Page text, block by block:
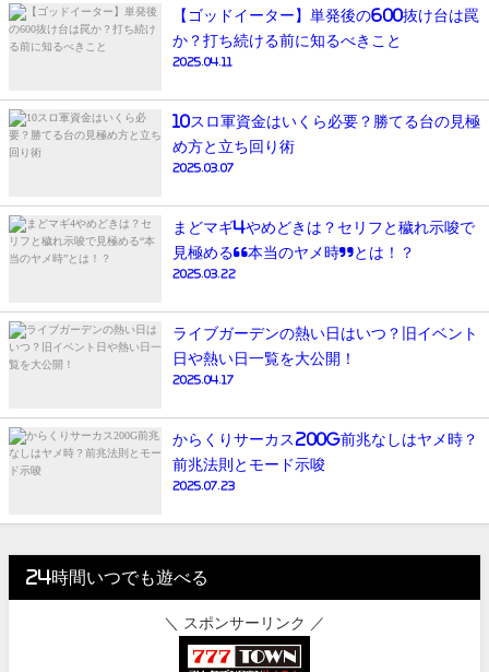
【ゴッドイーター】単発後の600抜け台は罠
か？打ち続ける前に知るべきこと
2025.04.11
10スロ軍資金はいくら必要？勝てる台の見極
め方と立ち回り術
2025.03.07
まどマギ4やめどきは？セリフと穢れ示唆で
見極める“本当のヤメ時”とは！？
2025.03.22
ライブガーデンの熱い日はいつ？旧イベント
日や熱い日一覧を大公開！
2025.04.17
からくりサーカス200G前兆なしはヤメ時？
前兆法則とモード示唆
2025.07.23
24時間いつでも遊べる
＼ スポンサーリンク ／